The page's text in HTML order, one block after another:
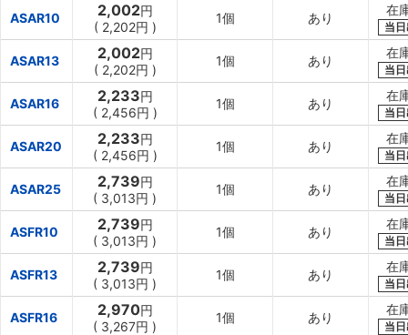
ASAR10 2,002円
( 2,202円 )
1個 あり
在
当
ASAR13 2,002円
( 2,202円 )
1個 あり
在
当
ASAR16 2,233円
( 2,456円 )
1個 あり
在
当
ASAR20 2,233円
( 2,456円 )
1個 あり
在
当
ASAR25 2,739円
( 3,013円 )
1個 あり
在
当
ASFR10 2,739円
( 3,013円 )
1個 あり
在
当
ASFR13 2,739円
( 3,013円 )
1個 あり
在
当
ASFR16 2,970円
( 3,267円 )
1個 あり
在
当